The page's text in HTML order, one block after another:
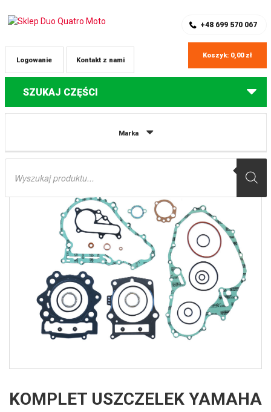
+48 699 570 067
Kontakt z nami
Logowanie
Koszyk: 0,00 zł
SZUKAJ CZĘŚCI
Marka
Wyszukiwarka
Części do quadów Yamaha
KOMPLET USZCZELEK YAMAHA